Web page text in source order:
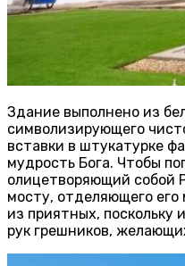
Здание выполнено из
символизирующего
вставки в штукатурке
мудрость Бога. Чтобы
олицетворяющий собой
мосту, отделяющего
из приятных, поскольку
рук грешников,